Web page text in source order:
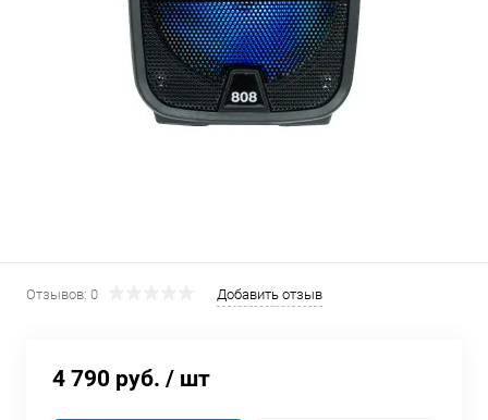
Отзывов: 0 Добавить отзыв
4 790 руб. / шт
списыватьсяс вашей карты
% каждые 2 недели
8 800 302-02-51